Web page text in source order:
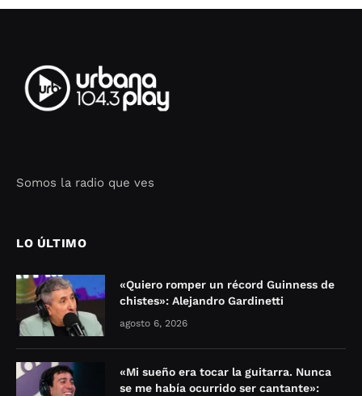
Somos la radio que ves
LO ÚLTIMO
«Quiero romper un récord Guinness de
chistes»: Alejandro Gardinetti
agosto 6, 2026
«Mi sueño era tocar la guitarra. Nunca
se me había ocurrido ser cantante»: